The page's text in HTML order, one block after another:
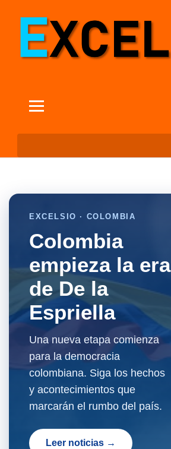
EXCELSIO · COLOMBIA
Colombia
empieza la era
de De la
Espriella
Una nueva etapa comienza
para la democracia
colombiana. Siga los hechos
y acontecimientos que
marcarán el rumbo del país.
Leer noticias →